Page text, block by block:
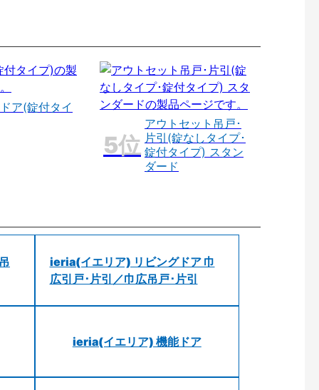
ア(錠付タイ
アウトセット吊戸･
片引(錠なしタイプ･
錠付タイプ) スタン
ダード
ieria(イエリア) リビングドア 巾
広引戸･片引／巾広吊戸･片引
ieria(イエリア) 機能ドア